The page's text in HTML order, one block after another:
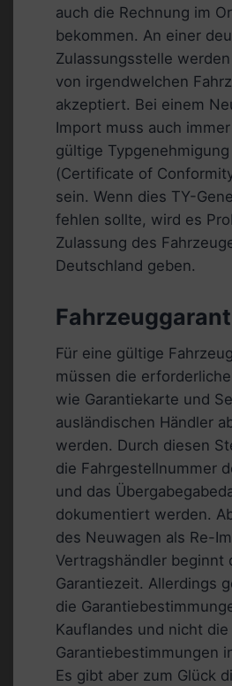
auch die Rechnung im
bekommen. An einer
Zulassungsstelle
von irgendwelchen
akzeptiert. Bei einem
Import muss auch
gültige Typgenehmigung
(Certificate of
sein. Wenn dies TY-
fehlen sollte, wird es
Zulassung des
Deutschland geben.
Für eine gültige
müssen die
wie Garantiekarte und
ausländischen Händler
werden. Durch diesen
die Fahrgestellnummer
und das
dokumentiert werden.
des Neuwagen als Re-
Vertragshändler beginnt
Garantiezeit. Allerdings
die
Kauflandes und nicht die
Garantiebestimmungen
Es gibt aber zum Glück